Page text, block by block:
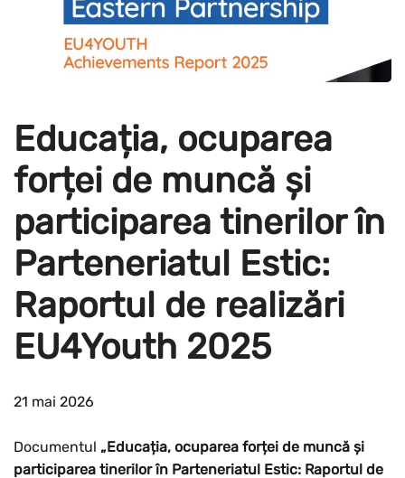
Educația, ocuparea
forței de muncă și
participarea tinerilor în
Parteneriatul Estic:
Raportul de realizări
EU4Youth 2025
21 mai 2026
Documentul „Educația, ocuparea forței de muncă și
participarea tinerilor în Parteneriatul Estic: Raportul de